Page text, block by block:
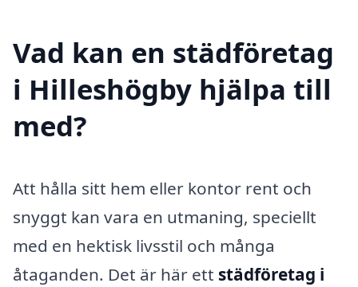
Vad kan en städföretag
i Hilleshögby hjälpa till
med?
Att hålla sitt hem eller kontor rent och
snyggt kan vara en utmaning, speciellt
med en hektisk livsstil och många
åtaganden. Det är här ett städföretag i